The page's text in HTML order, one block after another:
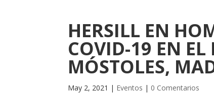
HERSILL EN
COVID-19 EN EL
MÓSTOLES,
May 2, 2021 | Eventos | 0 Comentarios